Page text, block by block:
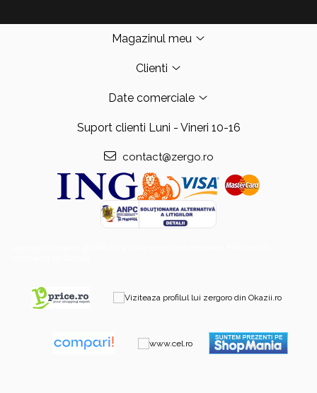
Magazinul meu
Clienti
Date comerciale
Suport clienti Luni - Vineri 10-16
contact@zergo.ro